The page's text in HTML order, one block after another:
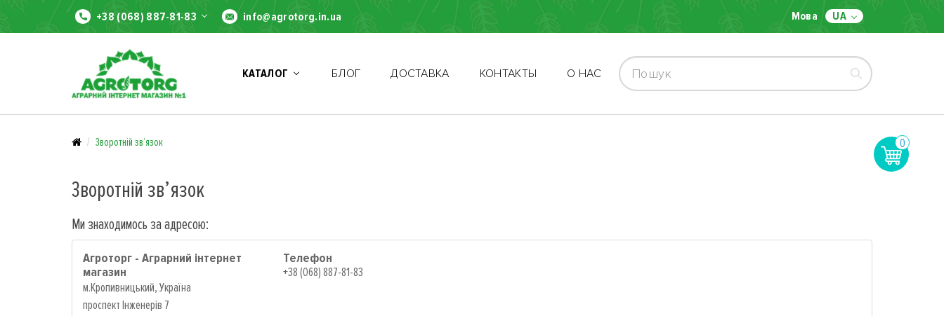
+38 (068) 887-81-83 info@agrotorg.in.ua Мова UA
КАТАЛОГ БЛОГ ДОСТАВКА КОНТАКТЫ О НАС
0
Зворотній зв’язок
Зворотній зв’язок
Ми знаходимось за адресою:
Агроторг - Аграрний інтернет
магазин
м.Кропивницький, Україна
проспект Інженерів 7
Телефон
+38 (068) 887-81-83